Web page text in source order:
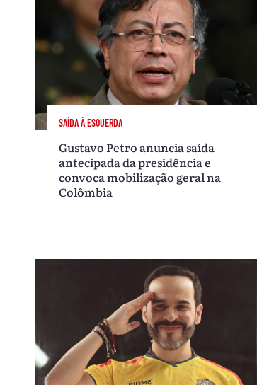
SAÍDA À ESQUERDA
Gustavo Petro anuncia saída
antecipada da presidência e
convoca mobilização geral na
Colômbia